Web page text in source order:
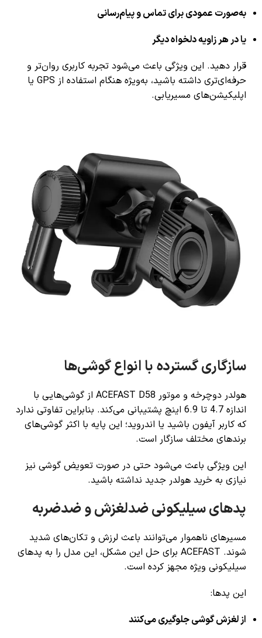
به‌صورت عمودی برای تماس و پیام‌رسانی
یا در هر زاویه دلخواه دیگر
قرار دهید. این ویژگی باعث می‌شود تجربه کاربری روان‌تر و
حرفه‌ای‌تری داشته باشید، به‌ویژه هنگام استفاده از GPS یا
اپلیکیشن‌های مسیریابی.
سازگاری گسترده با انواع گوشی‌ها
هولدر دوچرخه و موتور ACEFAST D58 از گوشی‌هایی با
اندازه 4.7 تا 6.9 اینچ پشتیبانی می‌کند. بنابراین تفاوتی ندارد
که کاربر آیفون باشید یا اندروید؛ این پایه با اکثر گوشی‌های
برندهای مختلف سازگار است.
این ویژگی باعث می‌شود حتی در صورت تعویض گوشی نیز
نیازی به خرید هولدر جدید نداشته باشید.
پدهای سیلیکونی ضدلغزش و ضدضربه
مسیرهای ناهموار می‌توانند باعث لرزش و تکان‌های شدید
شوند. ACEFAST برای حل این مشکل، این مدل را به پدهای
سیلیکونی ویژه مجهز کرده است.
این پدها:
از لغزش گوشی جلوگیری می‌کنند